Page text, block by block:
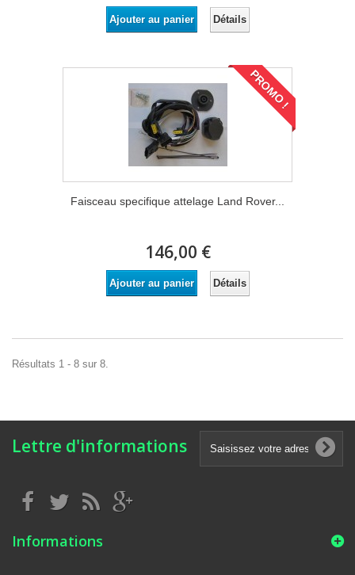
Ajouter au panier Détails
PROMO !
Faisceau specifique attelage Land Rover...
146,00 €
Ajouter au panier Détails
Résultats 1 - 8 sur 8.
Lettre d'informations
Informations